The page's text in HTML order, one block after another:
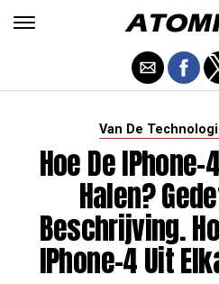
Van De
Hoe De
Halen?
Beschrijving.
IPhone-4 Uit